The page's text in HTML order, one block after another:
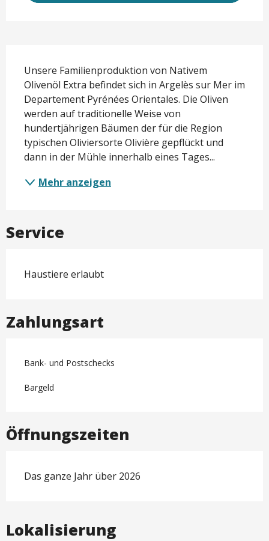
Unsere Familienproduktion von Nativem
Olivenöl Extra befindet sich in Argelès sur Mer im
Departement Pyrénées Orientales. Die Oliven
werden auf traditionelle Weise von
hundertjährigen Bäumen der für die Region
typischen Oliviersorte Olivière gepflückt und
dann in der Mühle innerhalb eines Tages...
Mehr anzeigen
Service
Haustiere erlaubt
Zahlungsart
Bank- und Postschecks
Bargeld
Öffnungszeiten
Das ganze Jahr über 2026
Lokalisierung